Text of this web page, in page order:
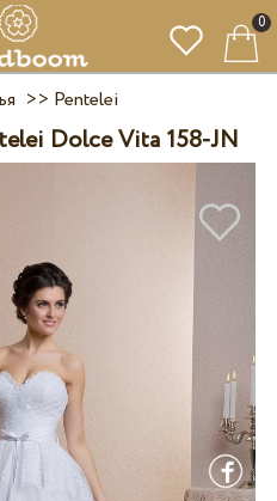
0
>> Pentelei
Dolce Vita 158-JN